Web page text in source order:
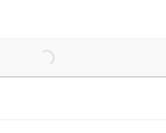
Loading...